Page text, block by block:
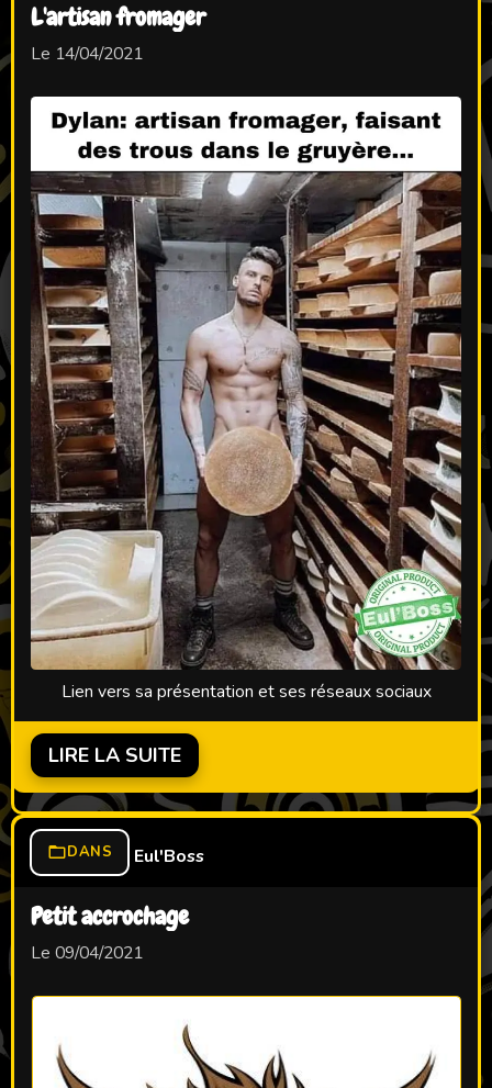
L'artisan fromager
Le 14/04/2021
Lien vers sa présentation et ses réseaux sociaux
LIRE LA SUITE
DANS Eul'Boss
Petit accrochage
Le 09/04/2021